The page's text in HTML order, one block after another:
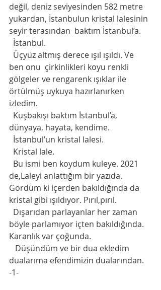
değil, deniz seviyesinden 582 metre
yukardan, İstanbulun kristal lalesinin
seyir terasından  baktım İstanbul’a.
İstanbul.
Üçyüz altmış derece ışıl ışıldı. Ve
ben onu  çirkinlikleri koyu renkli
gölgeler ve rengarenk ışıklar ile
örtülmüş uykuya hazırlanırken
izledim.
Kuşbakışı baktım İstanbul’a,
dünyaya, hayata, kendime.
İstanbul’un kristal lalesi.
Kristal lale.
Bu ismi ben koydum kuleye. 2021
de,Laleyi anlattığım bir yazıda.
Gördüm ki içerden bakıldığında da
kristal gibi ışıldıyor. Pırıl,pırıl.
Dışarıdan parlayanlar her zaman
böyle parlamıyor içten bakıldığında.
Karanlık var çoğunda.
Düşündüm ve bir dua ekledim
dualarıma efendimizin dualarından.
-1-